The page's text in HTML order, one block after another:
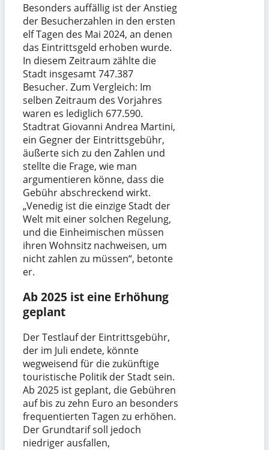
Besonders auffällig ist der Anstieg
der Besucherzahlen in den ersten
elf Tagen des Mai 2024, an denen
das Eintrittsgeld erhoben wurde.
In diesem Zeitraum zählte die
Stadt insgesamt 747.387
Besucher. Zum Vergleich: Im
selben Zeitraum des Vorjahres
waren es lediglich 677.590.
Stadtrat Giovanni Andrea Martini,
ein Gegner der Eintrittsgebühr,
äußerte sich zu den Zahlen und
stellte die Frage, wie man
argumentieren könne, dass die
Gebühr abschreckend wirkt.
„Venedig ist die einzige Stadt der
Welt mit einer solchen Regelung,
und die Einheimischen müssen
ihren Wohnsitz nachweisen, um
nicht zahlen zu müssen“, betonte
er.
Ab 2025 ist eine Erhöhung
geplant
Der Testlauf der Eintrittsgebühr,
der im Juli endete, könnte
wegweisend für die zukünftige
touristische Politik der Stadt sein.
Ab 2025 ist geplant, die Gebühren
auf bis zu zehn Euro an besonders
frequentierten Tagen zu erhöhen.
Der Grundtarif soll jedoch
niedriger ausfallen,